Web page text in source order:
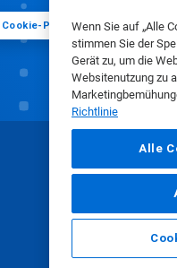
Wenn Sie auf „Alle
stimmen Sie der
Gerät zu, um die
Websitenutzung zu
Richtlinie
Alle
Cookie-Präferenzen